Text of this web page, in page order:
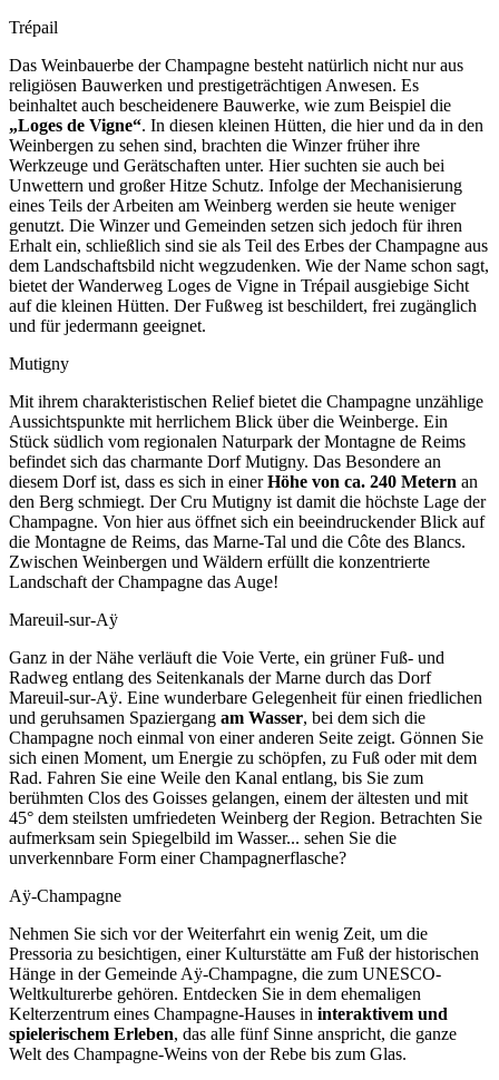
Trépail
Das Weinbauerbe der Champagne besteht natürlich nicht nur aus
religiösen Bauwerken und prestigeträchtigen Anwesen. Es
beinhaltet auch bescheidenere Bauwerke, wie zum Beispiel die
„Loges de Vigne“. In diesen kleinen Hütten, die hier und da in den
Weinbergen zu sehen sind, brachten die Winzer früher ihre
Werkzeuge und Gerätschaften unter. Hier suchten sie auch bei
Unwettern und großer Hitze Schutz. Infolge der Mechanisierung
eines Teils der Arbeiten am Weinberg werden sie heute weniger
genutzt. Die Winzer und Gemeinden setzen sich jedoch für ihren
Erhalt ein, schließlich sind sie als Teil des Erbes der Champagne aus
dem Landschaftsbild nicht wegzudenken. Wie der Name schon sagt,
bietet der Wanderweg Loges de Vigne in Trépail ausgiebige Sicht
auf die kleinen Hütten. Der Fußweg ist beschildert, frei zugänglich
und für jedermann geeignet.
Mutigny
Mit ihrem charakteristischen Relief bietet die Champagne unzählige
Aussichtspunkte mit herrlichem Blick über die Weinberge. Ein
Stück südlich vom regionalen Naturpark der Montagne de Reims
befindet sich das charmante Dorf Mutigny. Das Besondere an
diesem Dorf ist, dass es sich in einerHöhe von ca. 240 Metern an
den Berg schmiegt. Der Cru Mutigny ist damit die höchste Lage der
Champagne. Von hier aus öffnet sich ein beeindruckender Blick auf
die Montagne de Reims, das Marne-Tal und die Côte des Blancs.
Zwischen Weinbergen und Wäldern erfüllt die konzentrierte
Landschaft der Champagne das Auge!
Mareuil-sur-Aÿ
Ganz in der Nähe verläuft die Voie Verte, ein grüner Fuß- und
Radweg entlang des Seitenkanals der Marne durch das Dorf
Mareuil-sur-Aÿ. Eine wunderbare Gelegenheit für einen friedlichen
und geruhsamen Spaziergang am Wasser, bei dem sich die
Champagne noch einmal von einer anderen Seite zeigt. Gönnen Sie
sich einen Moment, um Energie zu schöpfen, zu Fuß oder mit dem
Rad. Fahren Sie eine Weile den Kanal entlang, bis Sie zum
berühmten Clos des Goisses gelangen, einem der ältesten und mit
45° dem steilsten umfriedeten Weinberg der Region. Betrachten Sie
aufmerksam sein Spiegelbild im Wasser... sehen Sie die
unverkennbare Form einer Champagnerflasche?
Aÿ-Champagne
Nehmen Sie sich vor der Weiterfahrt ein wenig Zeit, um die
Pressoria zu besichtigen, einer Kulturstätte am Fuß der historischen
Hänge in der Gemeinde Aÿ-Champagne, die zum UNESCO-
Weltkulturerbe gehören. Entdecken Sie in dem ehemaligen
Kelterzentrum eines Champagne-Hauses in interaktivem und
spielerischem Erleben, das alle fünf Sinne anspricht, die ganze
Welt des Champagne-Weins von der Rebe bis zum Glas.